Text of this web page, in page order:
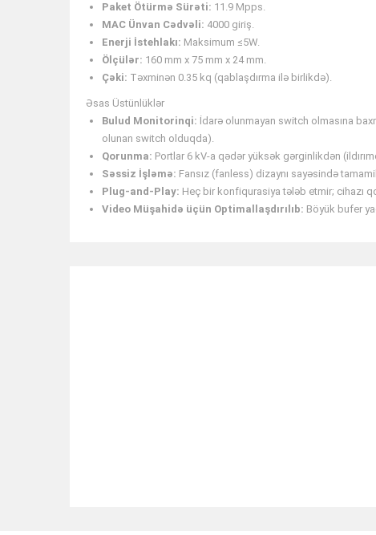
Paket Ötürmə Sürəti: 11.9 Mpps.
MAC Ünvan Cədvəli: 4000 giriş.
Enerji İstehlakı: Maksimum ≤5W.
Ölçülər: 160 mm x 75 mm x 24 mm.
Çəki: Təxminən 0.35 kq (qablaşdırma ilə birlikdə).
Əsas Üstünlüklər
Bulud Monitorinqi: İdarə olunmayan switch olmasına
olunan switch olduqda).
Qorunma: Portlar 6 kV-a qədər yüksək gərginlikdən
Səssiz İşləmə: Fansız (fanless) dizaynı sayəsində
Plug-and-Play: Heç bir konfiqurasiya tələb etmir; cihazı
Video Müşahidə üçün Optimallaşdırılıb: Böyük bufer